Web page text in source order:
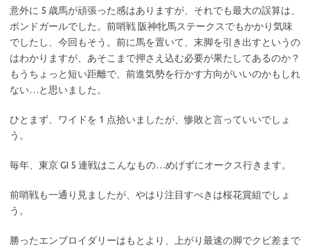
意外に 5 歳馬が頑張った感はありますが、それでも最大の誤算は、
ボンドガールでした。前哨戦 阪神牝馬ステークスでもかかり気味
でしたし、今回もそう。前に馬を置いて、末脚を引き出すというの
はわかりますが、あそこまで押さえ込む必要が果たしてあるのか？
もうちょっと短い距離で、前進気勢を行かす方向がいいのかもしれ
ない…と思いました。
ひとまず、ワイドを 1 点拾いましたが、惨敗と言っていいでしょ
う。
毎年、東京 GI 5 連戦はこんなもの…めげずにオークス行きます。
前哨戦も一通り見ましたが、やはり注目すべきは桜花賞組でしょ
う。
勝ったエンブロイダリーはもとより、上がり最速の脚でクビ差まで